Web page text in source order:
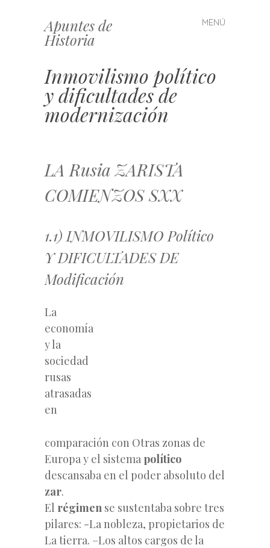
Apuntes de
Historia
MENÚ
Saltar
al
Inmovilismo político
y dificultades de
modernización
LA Rusia ZARISTA
COMIENZOS SXX
1.1) INMOVILISMO Político
Y DIFICULTADES DE
Modificación
La
economía
y la
sociedad
rusas
atrasadas
en
comparación con Otras zonas de
Europa y el sistema político
descansaba en el poder absoluto del
zar.
El régimen se sustentaba sobre tres
pilares: -La nobleza, propietarios de
La tierra. –Los altos cargos de la